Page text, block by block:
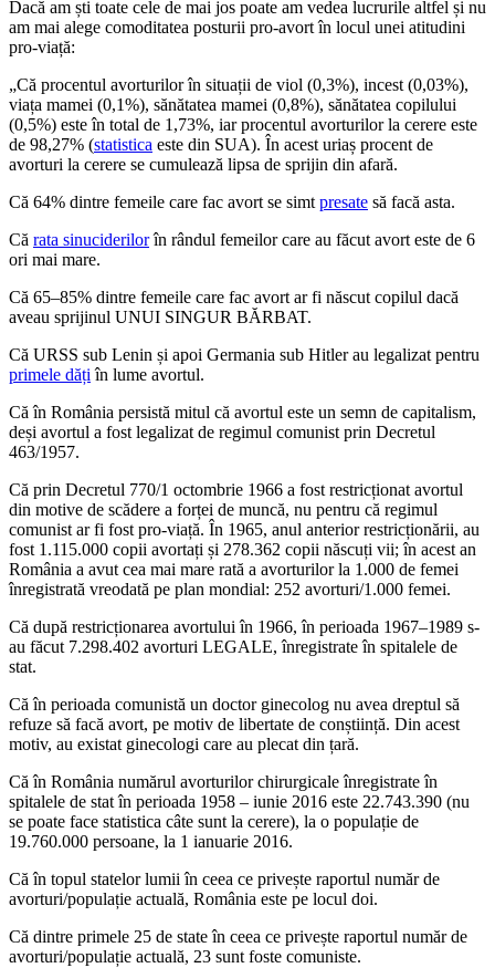
Dacă am ști toate cele de mai jos poate am vedea lucrurile altfel și nu
am mai alege comoditatea posturii pro-avort în locul unei atitudini
pro-viață:
„Că procentul avorturilor în situații de viol (0,3%), incest (0,03%),
viața mamei (0,1%), sănătatea mamei (0,8%), sănătatea copilului
(0,5%) este în total de 1,73%, iar procentul avorturilor la cerere este
de 98,27% (statistica este din SUA). În acest uriaș procent de
avorturi la cerere se cumulează lipsa de sprijin din afară.
Că 64% dintre femeile care fac avort se simt presate să facă asta.
Că rata sinuciderilorîn rândul femeilor care au făcut avort este de 6
ori mai mare.
Că 65–85% dintre femeile care fac avort ar fi născut copilul dacă
aveau sprijinul UNUI SINGUR BĂRBAT.
Că URSS sub Lenin și apoi Germania sub Hitler au legalizat pentru
primele dăți în lume avortul.
Că în România persistă mitul că avortul este un semn de capitalism,
deși avortul a fost legalizat de regimul comunist prin Decretul
463/1957.
Că prin Decretul 770/1 octombrie 1966 a fost restricționat avortul
din motive de scădere a forței de muncă, nu pentru că regimul
comunist ar fi fost pro-viață. În 1965, anul anterior restricționării, au
fost 1.115.000 copii avortați și 278.362 copii născuți vii; în acest an
România a avut cea mai mare rată a avorturilor la 1.000 de femei
înregistrată vreodată pe plan mondial: 252 avorturi/1.000 femei.
Că după restricționarea avortului în 1966, în perioada 1967–1989 s-
au făcut 7.298.402 avorturi LEGALE, înregistrate în spitalele de
stat.
Că în perioada comunistă un doctor ginecolog nu avea dreptul să
refuze să facă avort, pe motiv de libertate de conștiință. Din acest
motiv, au existat ginecologi care au plecat din țară.
Că în România numărul avorturilor chirurgicale înregistrate în
spitalele de stat în perioada 1958 – iunie 2016 este 22.743.390 (nu
se poate face statistica câte sunt la cerere), la o populație de
19.760.000 persoane, la 1 ianuarie 2016.
Că în topul statelor lumii în ceea ce privește raportul număr de
avorturi/populație actuală, România este pe locul doi.
Că dintre primele 25 de state în ceea ce privește raportul număr de
avorturi/populație actuală, 23 sunt foste comuniste.